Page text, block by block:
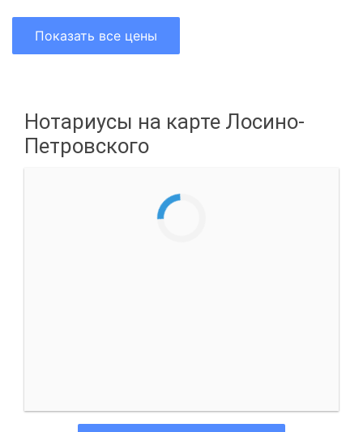
Показать все цены
Нотариусы на карте Лосино-
Петровского